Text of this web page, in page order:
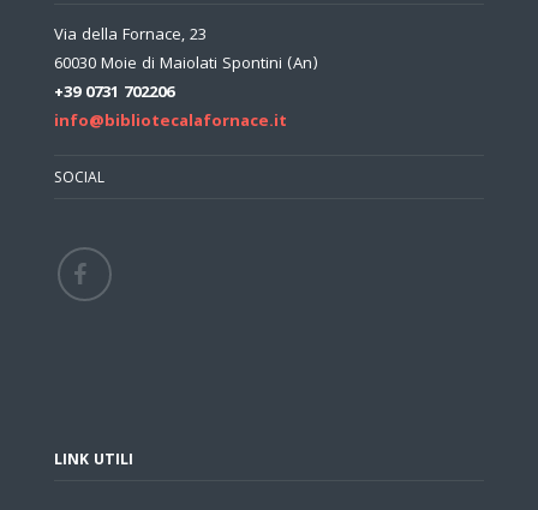
Via della Fornace, 23
60030 Moie di Maiolati Spontini (An)
+39 0731 702206
info@bibliotecalafornace.it
SOCIAL
LINK UTILI